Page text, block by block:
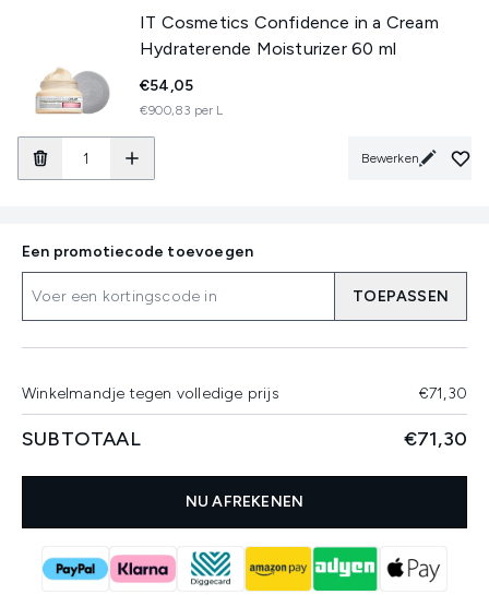
IT Cosmetics Confidence in a Cream
Hydraterende Moisturizer 60 ml
€54,05
€900,83 per L
Bewerken
Een promotiecode toevoegen
TOEPASSEN
Winkelmandje tegen volledige prijs €71,30
SUBTOTAAL €71,30
NU AFREKENEN